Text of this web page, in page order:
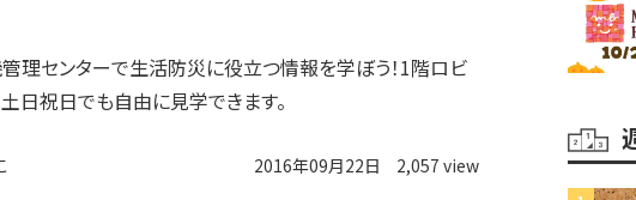
理センターで生活防災に役立つ情報を学ぼう！1階ロビ
日祝日でも自由に見学できます。
2016年09月22日 2,057 view